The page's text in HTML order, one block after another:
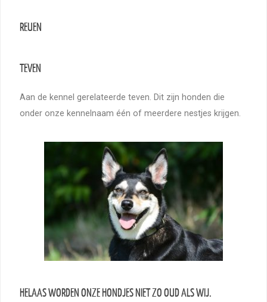
REUEN
TEVEN
Aan de kennel gerelateerde teven. Dit zijn honden die
onder onze kennelnaam één of meerdere nestjes krijgen.
HELAAS WORDEN ONZE HONDJES NIET ZO OUD ALS WIJ.